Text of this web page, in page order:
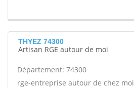
THYEZ 74300
Artisan RGE autour de moi
Département: 74300
rge-entreprise autour de chez moi